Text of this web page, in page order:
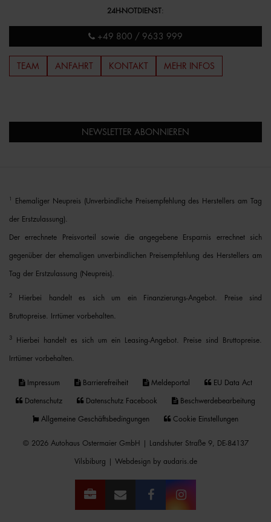
24H-NOTDIENST:
+49 800 / 9633 999
TEAM ANFAHRT KONTAKT MEHR INFOS
NEWSLETTER ABONNIEREN
Ehemaliger Neupreis (Unverbindliche Preisempfehlung des Herstellers am Tag
der Erstzulassung).
Der errechnete Preisvorteil sowie die angegebene Ersparnis errechnet sich
gegenüber der ehemaligen unverbindlichen Preisempfehlung des Herstellers am
Tag der Erstzulassung (Neupreis).
2 Hierbei handelt es sich um ein Finanzierungs-Angebot. Preise sind
Bruttopreise. Irrtümer vorbehalten.
3 Hierbei handelt es sich um ein Leasing-Angebot. Preise sind Bruttopreise.
Irrtümer vorbehalten.
Impressum Barrierefreiheit Meldeportal EU Data Act
Datenschutz Datenschutz Facebook Beschwerdebearbeitung
Allgemeine Geschäftsbedingungen Cookie Einstellungen
© 2026 Autohaus Ostermaier GmbH | Landshuter Straße 9, DE-84137
Vilsbiburg | Webdesign by audaris.de